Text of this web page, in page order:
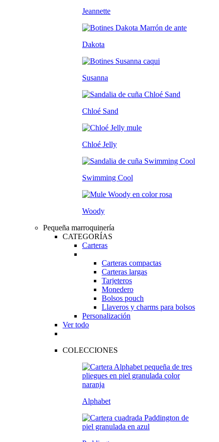
Jeannette
Dakota
Susanna
Chloé Sand
Chloé Jelly
Swimming Cool
Woody
Pequeña marroquinería
CATEGORÍAS
Carteras
Carteras compactas
Carteras largas
Tarjeteros
Monedero
Bolsos pouch
Llaveros y charms para bolsos
Personalización
Ver todo
COLECCIONES
Alphabet